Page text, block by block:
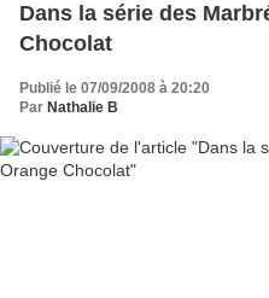
Dans la série des
Chocolat
Publié le 07/09/2008 à 20:20
Par Nathalie B